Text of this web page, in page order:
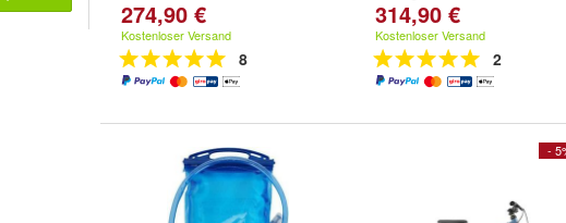
274,90 €
Kostenloser Versand
8
314,90 €
Kostenloser Versand
2
-